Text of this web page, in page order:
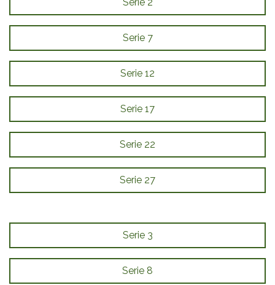
Serie 7
Serie 12
Serie 17
Serie 22
Serie 27
Serie 3
Serie 8